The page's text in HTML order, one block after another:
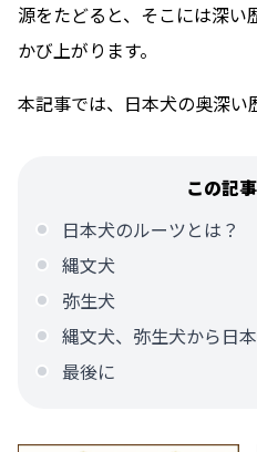
源をたどると、そこには深
かび上がります。
本記事では、日本犬の奥深い
この記
日本犬のルーツとは？
縄文犬
弥生犬
縄文犬、弥生犬から日
最後に